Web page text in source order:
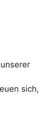
sich,